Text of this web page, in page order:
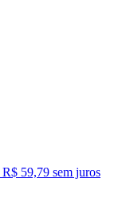
R$ 59,79 sem juros